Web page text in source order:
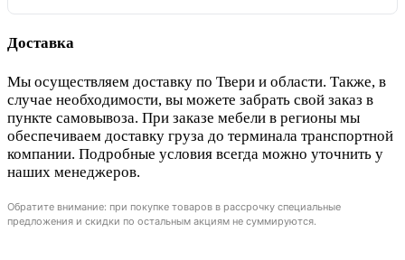
Доставка
Мы осуществляем доставку по Твери и области. Также, в
случае необходимости, вы можете забрать свой заказ в
пункте самовывоза. При заказе мебели в регионы мы
обеспечиваем доставку груза до терминала транспортной
компании. Подробные условия всегда можно уточнить у
наших менеджеров.
Обратите внимание: при покупке товаров в рассрочку специальные
предложения и скидки по остальным акциям не суммируются.